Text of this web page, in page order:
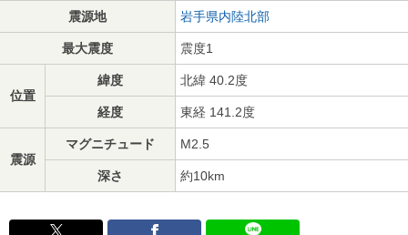
震源地 岩手県内陸北部
最大震度 震度1
位置
緯度 北緯 40.2度
経度 東経 141.2度
震源
マグニチュード M2.5
深さ 約10km